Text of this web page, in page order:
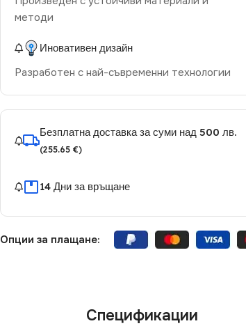
методи
Иновативен дизайн
Разработен с най-съвременни технологии
Безплатна доставка за суми над 500 лв.
(255.65 €)
14 Дни за връщане
Опции за плащане:
Спецификации